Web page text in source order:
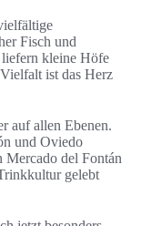
Fisch und
kleine Höfe
ist das Herz
auf allen Ebenen.
und Oviedo
Mercado del Fontán
gelebt